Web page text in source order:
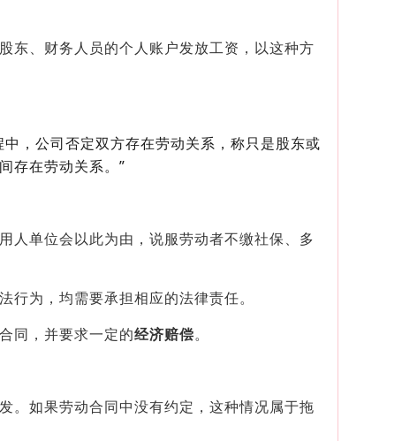
东、财务人员的个人账户发放工资，以这种方
，公司否定双方存在劳动关系，称只是股东或
存在劳动关系。”
人单位会以此为由，说服劳动者不缴社保、多
为，均需要承担相应的法律责任。
同，并要求一定的经济赔偿。
。如果劳动合同中没有约定，这种情况属于拖